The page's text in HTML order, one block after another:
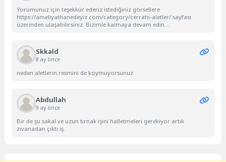
Yorumunuz için teşekkür ederiz istediğiniz görsellere
https://ameliyathanedeyiz.com/category/cerrahi-aletler/ sayfası
üzerinden ulaşabilirsiniz. Bizimle kalmaya devam edin...
Skkald
8 ay önce
neden aletlerin resmini de koymuyorsunuz
Abdullah
9 ay önce
Bir de şu sakal ve uzun tırnak işini halletmeleri gerekiyor artık
zıvanadan çıktı iş.